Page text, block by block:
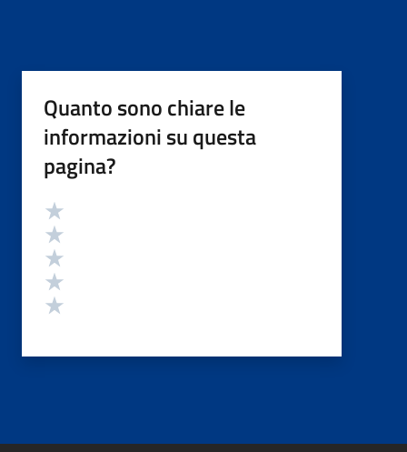
Quanto sono chiare le
informazioni su questa
pagina?
Valutazione